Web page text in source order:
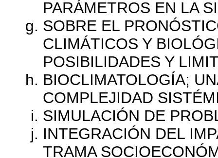
PARÁMETROS EN LA
SOBRE EL
CLIMÁTICOS Y
POSIBILIDADES Y
BIOCLIMATOLOGÍA;
COMPLEJIDAD
SIMULACIÓN DE
INTEGRACIÓN DEL
TRAMA